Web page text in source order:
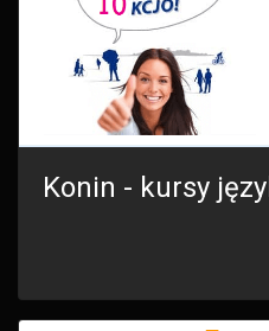
Konin - kursy